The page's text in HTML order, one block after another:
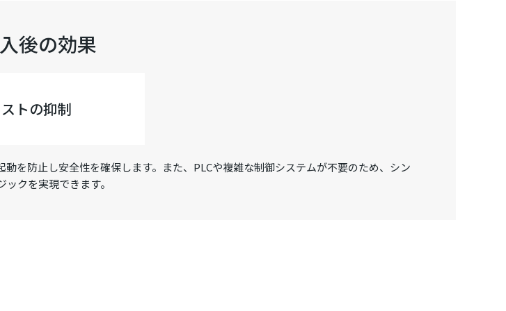
後の効果
トの抑制
を防止し安全性を確保します。また、PLCや複雑な制御システムが不要のため、シン
クを実現できます。